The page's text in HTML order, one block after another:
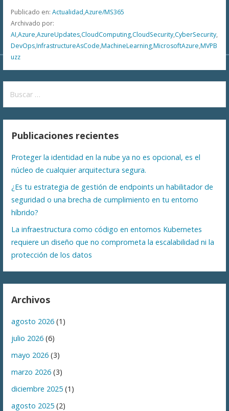
Publicado en: Actualidad,Azure/MS365
Archivado por:
AI,Azure,AzureUpdates,CloudComputing,CloudSecurity,CyberSecurity,
DevOps,InfrastructureAsCode,MachineLearning,MicrosoftAzure,MVPB
uzz
Publicaciones recientes
Proteger la identidad en la nube ya no es opcional, es el
núcleo de cualquier arquitectura segura.
¿Es tu estrategia de gestión de endpoints un habilitador de
seguridad o una brecha de cumplimiento en tu entorno
híbrido?
La infraestructura como código en entornos Kubernetes
requiere un diseño que no comprometa la escalabilidad ni la
protección de los datos
Archivos
agosto 2026 (1)
julio 2026 (6)
mayo 2026 (3)
marzo 2026 (3)
diciembre 2025 (1)
agosto 2025 (2)